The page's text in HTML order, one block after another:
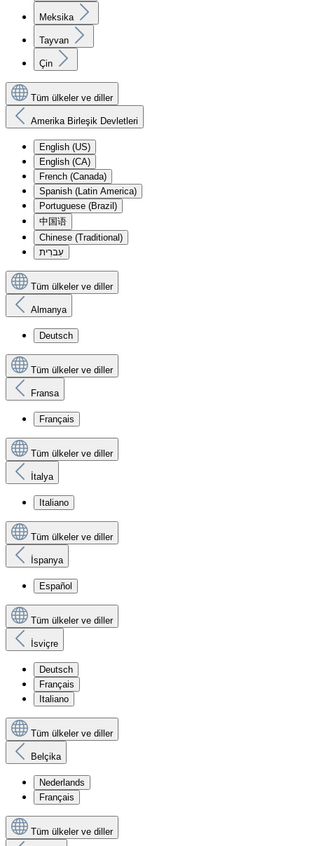
Meksika
Tayvan
Çin
Tüm ülkeler ve diller
Amerika Birleşik Devletleri
English (US)
English (CA)
French (Canada)
Spanish (Latin America)
Portuguese (Brazil)
中国语
Chinese (Traditional)
עִברִית
Tüm ülkeler ve diller
Almanya
Deutsch
Tüm ülkeler ve diller
Fransa
Français
Tüm ülkeler ve diller
İtalya
Italiano
Tüm ülkeler ve diller
İspanya
Español
Tüm ülkeler ve diller
İsviçre
Deutsch
Français
Italiano
Tüm ülkeler ve diller
Belçika
Nederlands
Français
Tüm ülkeler ve diller